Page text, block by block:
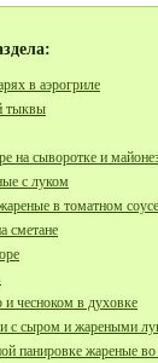
в аэрогриле
тыквы
на сыворотке и
с луком
в томатном соусе
сметане
чесноком в духовке
с сыром и жареными
панировке жареные